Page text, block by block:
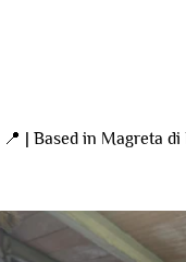
📍 | Based in Magreta